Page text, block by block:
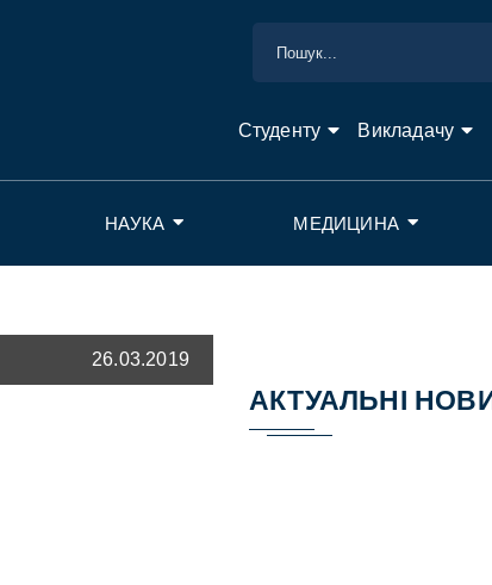
Студенту Викладачу
НАУКА МЕДИЦИНА
26.03.2019
АКТУАЛЬНІ